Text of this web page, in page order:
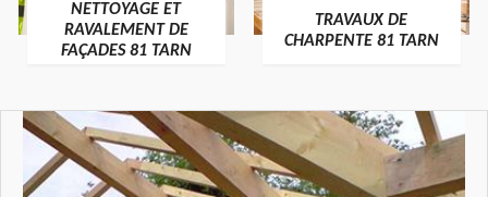
NETTOYAGE ET
RAVALEMENT DE
FAÇADES 81 TARN
TRAVAUX DE
CHARPENTE 81 TARN